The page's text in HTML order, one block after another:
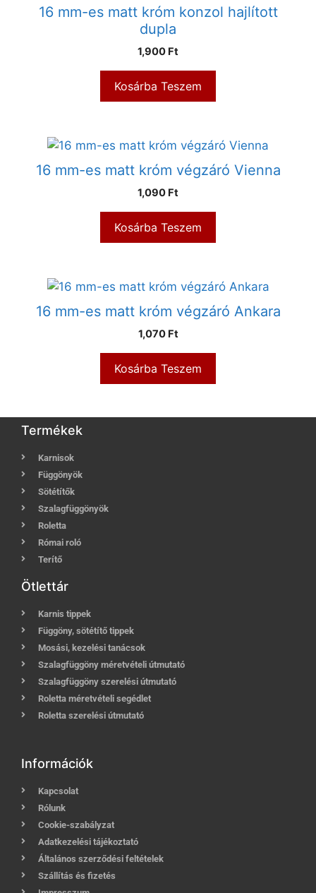
16 mm-es matt króm konzol hajlított
dupla
1,900 Ft
Kosárba Teszem
16 mm-es matt króm végzáró Vienna
1,090 Ft
Kosárba Teszem
16 mm-es matt króm végzáró Ankara
1,070 Ft
Kosárba Teszem
Termékek
Karnisok
Függönyök
Sötétítők
Szalagfüggönyök
Roletta
Római roló
Terítő
Ötlettár
Karnis tippek
Függöny, sötétítő tippek
Mosási, kezelési tanácsok
Szalagfüggöny méretvételi útmutató
Szalagfüggöny szerelési útmutató
Roletta méretvételi segédlet
Roletta szerelési útmutató
Információk
Kapcsolat
Rólunk
Cookie-szabályzat
Adatkezelési tájékoztató
Általános szerződési feltételek
Szállítás és fizetés